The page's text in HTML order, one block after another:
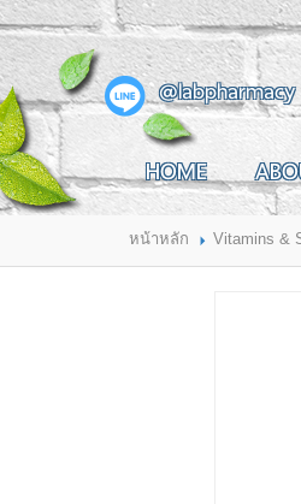
สินค้าที่สนใจ
HOME
ABOUT LAB
PRODUCT
BRANDS
HOW TO ORDER
แจ้งชำระ
CONTACT US
BRANCH
@labpharmacy
HOME
หน้าหลัก Vitamins &